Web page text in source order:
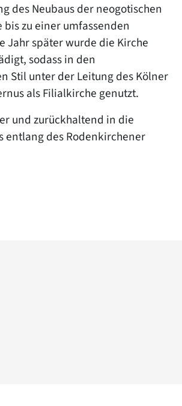
des Neubaus der neogotischen
zu einer umfassenden
Jahr später wurde die Kirche
sodass in den
Stil unter der Leitung des Kölner
als Filialkirche genutzt.
und zurückhaltend in die
entlang des Rodenkirchener